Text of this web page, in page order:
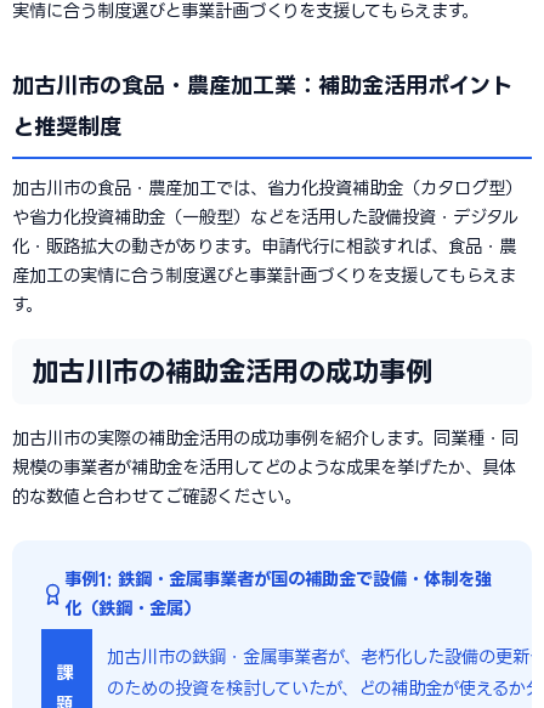
実情に合う制度選びと事業計画づくりを支援してもらえます。
加古川市の食品・農産加工業：補助金活用ポイント
と推奨制度
加古川市の食品・農産加工では、省力化投資補助金（カタログ型）
や省力化投資補助金（一般型）などを活用した設備投資・デジタル
化・販路拡大の動きがあります。申請代行に相談すれば、食品・農
産加工の実情に合う制度選びと事業計画づくりを支援してもらえま
す。
加古川市の補助金活用の成功事例
加古川市の実際の補助金活用の成功事例を紹介します。同業種・同
規模の事業者が補助金を活用してどのような成果を挙げたか、具体
的な数値と合わせてご確認ください。
事例1: 鉄鋼・金属事業者が国の補助金で設備・体制を強
化（鉄鋼・金属）
課
題
加古川市の鉄鋼・金属事業者が、老朽化した設備の更新
のための投資を検討していたが、どの補助金が使えるか